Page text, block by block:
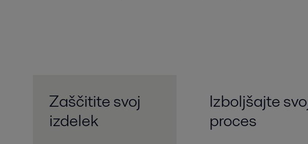
Zaščitite svoj
izdelek
Izboljšajte
proces